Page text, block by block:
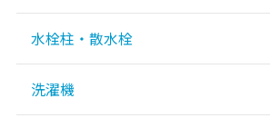
水栓柱・散水栓
洗濯機